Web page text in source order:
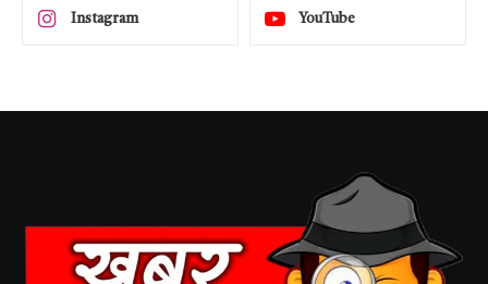
Instagram YouTube